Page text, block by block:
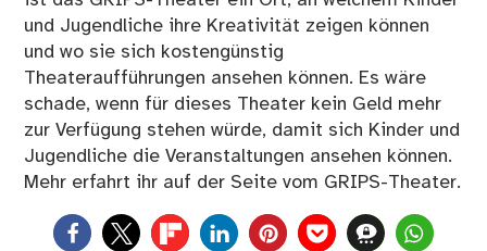
und Jugendliche ihre Kreativität zeigen können
und wo sie sich kostengünstig
Theateraufführungen ansehen können. Es wäre
schade, wenn für dieses Theater kein Geld mehr
zur Verfügung stehen würde, damit sich Kinder und
Jugendliche die Veranstaltungen ansehen können.
Mehr erfahrt ihr auf der Seite vom GRIPS-Theater.
0